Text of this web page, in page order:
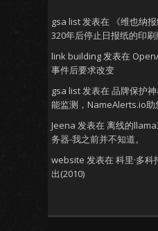
gsa list发表在
《维也纳
320年后停止日报纸的印刷
link building发表在
事件后要求改变
gsa list发表在 品牌保护
能监测，NameAlerts.io
Jeena 发表在 离线的
务器-我之前并不知道。
website 发表在 科里·多
出(2010)